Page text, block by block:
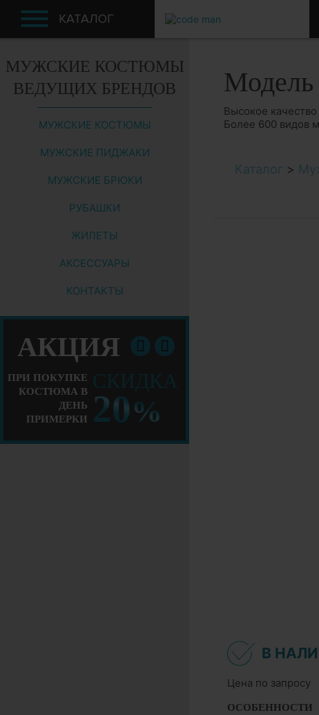
КАТАЛОГ
МУЖСКИЕ КОСТЮМЫ
ВЕДУЩИХ БРЕНДОВ
МУЖСКИЕ КОСТЮМЫ
МУЖСКИЕ ПИДЖАКИ
МУЖСКИЕ БРЮКИ
РУБАШКИ
ЖИЛЕТЫ
АКСЕССУАРЫ
КОНТАКТЫ
АКЦИЯ
ПРИ ПОКУПКЕ
КОСТЮМА В
ДЕНЬ
ПРИМЕРКИ
20%
Высокое
Более 600 видов
Каталог >
В
Цена по запросу
ОСОБЕННОСТИ